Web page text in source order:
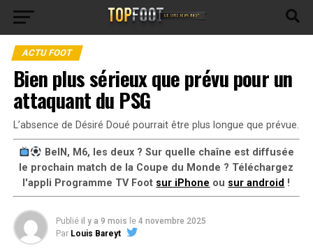
ACTU FOOT
Bien plus sérieux que prévu pour un
attaquant du PSG
L’absence de Désiré Doué pourrait être plus longue que prévue.
BeIN, M6, les deux ? Sur quelle chaîne est diffusée
le prochain match de la Coupe du Monde ? Téléchargez
l'appli Programme TV Foot sur iPhone ou sur android !
Publié il y a 9 mois le 4 novembre 2025
Par Louis Bareyt